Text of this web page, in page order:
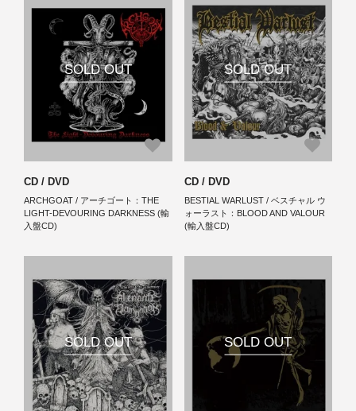
SOLD OUT
CD / DVD
ARCHGOAT / アーチゴート：THE
LIGHT-DEVOURING DARKNESS (輸
入盤CD)
SOLD OUT
CD / DVD
BESTIAL WARLUST / ベスチャル ウ
ォーラスト：BLOOD AND VALOUR
(輸入盤CD)
SOLD OUT SOLD OUT